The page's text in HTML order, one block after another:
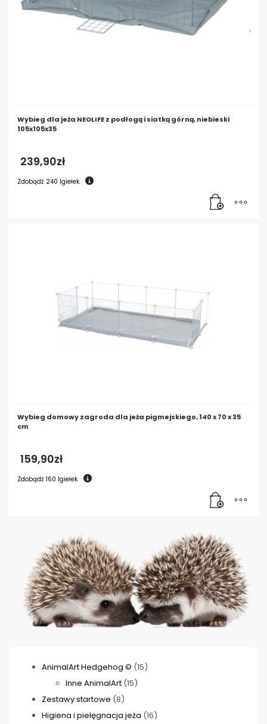
Wybieg dla jeża NEOLIFE z podłogą i siatką górną, niebieski
105x105x35
239,90zł
Zdobądź 240 Igiełek.
Wybieg domowy zagroda dla jeża pigmejskiego, 140 x 70 x 35
cm
159,90zł
Zdobądź 160 Igiełek.
AnimalArt Hedgehog © 1515
Inne AnimalArt 1515
Zestawy startowe 88
produktów
Higiena i pielęgnacja jeża 1616